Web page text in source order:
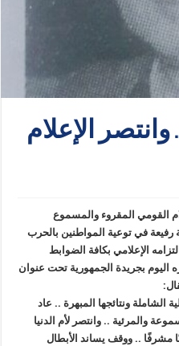
الإعلام
القومي المقروء والمسموع
رفيعة في توعية المواطنين بالحرب
الإعلامي بكافة الضوابط
اليوم بجريدة الجمهورية تحت عنوان
ونتائجها المبهرة .. عاد
والمرئية .. وانتصر لأم الدنيا
مشرفًا .. ووقف يساند الأبطال